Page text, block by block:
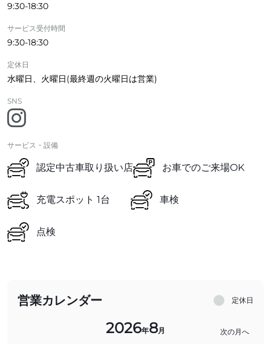
9:30-18:30
サービス受付時間
9:30-18:30
定休日
水曜日、火曜日(最終週の火曜日は営業)
SNS
サービス・設備
認定中古車取り扱い店 お車でのご来場OK
充電スポット 1台 車検
点検
営業カレンダー 定休日
2026年8月 次の月へ